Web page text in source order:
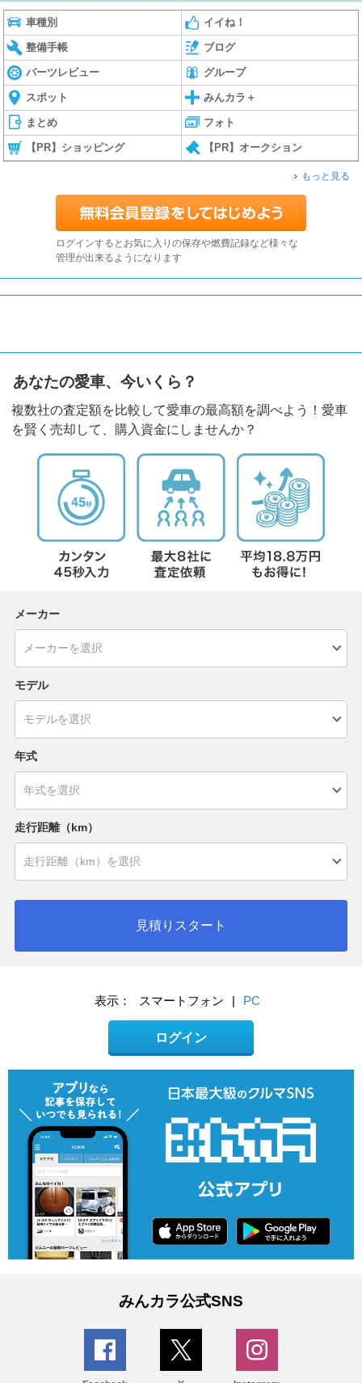
車種別 イイね！
整備手帳 ブログ
パーツレビュー グループ
スポット みんカラ＋
まとめ フォト
【PR】ショッピング 【PR】オークション
もっと見る
ログインするとお気に入りの保存や燃費記録など様々な
管理が出来るようになります
あなたの愛車、今いくら？
複数社の査定額を比較して愛車の最高額を調べよう！愛車
を賢く売却して、購入資金にしませんか？
メーカー
モデル
年式
走行距離（km）
見積りスタート
表示： スマートフォン | PC
ログイン
みんカラ公式SNS